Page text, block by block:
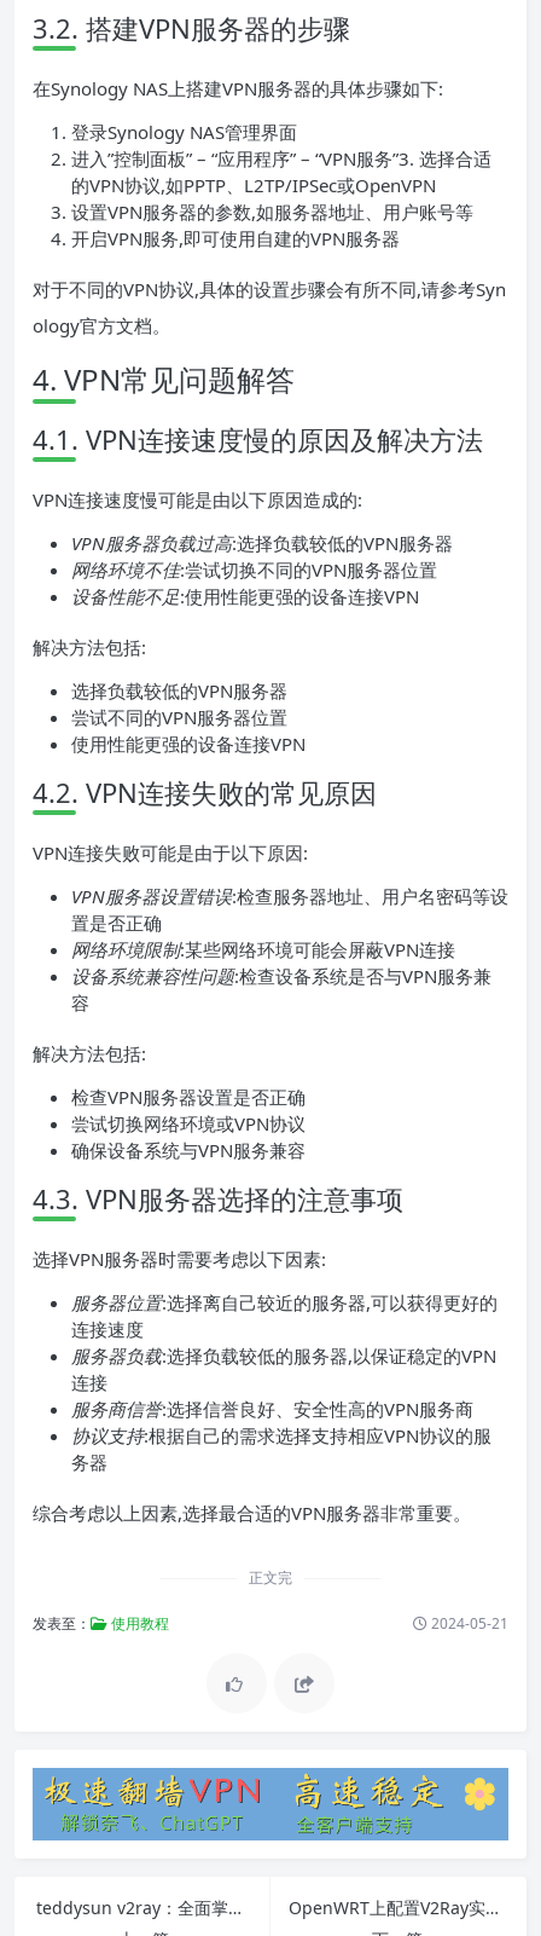
3.2. 搭建VPN服务器的步骤
在Synology NAS上搭建VPN服务器的具体步骤如下:
登录Synology NAS管理界面
进入”控制面板” – “应用程序” – “VPN服务”3. 选择合适
的VPN协议,如PPTP、L2TP/IPSec或OpenVPN
设置VPN服务器的参数,如服务器地址、用户账号等
开启VPN服务,即可使用自建的VPN服务器
对于不同的VPN协议,具体的设置步骤会有所不同,请参考Syn
ology官方文档。
4. VPN常见问题解答
4.1. VPN连接速度慢的原因及解决方法
VPN连接速度慢可能是由以下原因造成的:
VPN服务器负载过高:选择负载较低的VPN服务器
网络环境不佳:尝试切换不同的VPN服务器位置
设备性能不足:使用性能更强的设备连接VPN
解决方法包括:
选择负载较低的VPN服务器
尝试不同的VPN服务器位置
使用性能更强的设备连接VPN
4.2. VPN连接失败的常见原因
VPN连接失败可能是由于以下原因:
VPN服务器设置错误:检查服务器地址、用户名密码等设
置是否正确
网络环境限制:某些网络环境可能会屏蔽VPN连接
设备系统兼容性问题:检查设备系统是否与VPN服务兼
容
解决方法包括:
检查VPN服务器设置是否正确
尝试切换网络环境或VPN协议
确保设备系统与VPN服务兼容
4.3. VPN服务器选择的注意事项
选择VPN服务器时需要考虑以下因素:
服务器位置:选择离自己较近的服务器,可以获得更好的
连接速度
服务器负载:选择负载较低的服务器,以保证稳定的VPN
连接
服务商信誉:选择信誉良好、安全性高的VPN服务商
协议支持:根据自己的需求选择支持相应VPN协议的服
务器
综合考虑以上因素,选择最合适的VPN服务器非常重要。
正文完
发表至： 使用教程 2024-05-21
teddysun v2ray：全面掌握科学上网利器的安装与配置
OpenWRT上配置V2Ray实现科学上网完整指南